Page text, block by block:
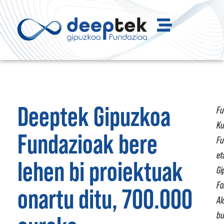
Deeptek Gipuzkoa
Fundazioak bere
lehen bi proiektuak
onartu ditu, 700.000